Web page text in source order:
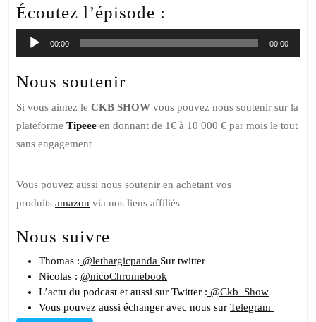
Écoutez l’épisode :
Lecteur
audio
00:00 00:00
Nous soutenir
Si vous aimez le CKB SHOW vous pouvez nous soutenir sur la
plateforme Tipeee en donnant de 1€ à 10 000 € par mois le tout
sans engagement
Vous pouvez aussi nous soutenir en achetant vos
produits amazon via nos liens affiliés
Nous suivre
Thomas : @lethargicpanda Sur twitter
Nicolas : @nicoChromebook
L’actu du podcast et aussi sur Twitter : @Ckb_Show
Vous pouvez aussi échanger avec nous sur Telegram